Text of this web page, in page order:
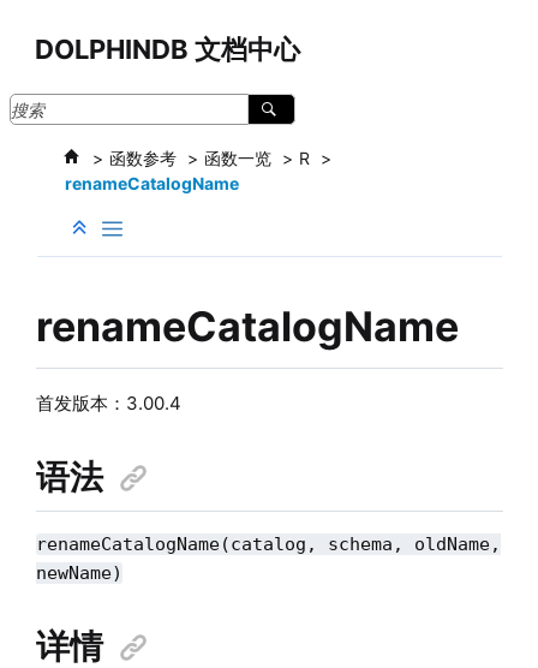
DOLPHINDB 文档中心
函数参考 函数一览
R
renameCatalogName
renameCatalogName
首发版本：3.00.4
语法
renameCatalogName(catalog, schema, oldName,
newName)
详情